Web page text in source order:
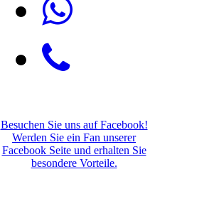
Besuchen Sie uns auf Facebook!
Werden Sie ein Fan unserer
Facebook Seite und erhalten Sie
besondere Vorteile.